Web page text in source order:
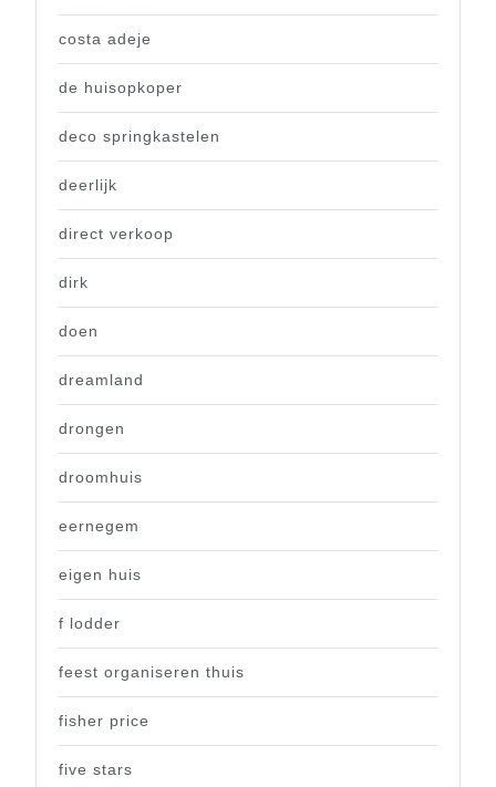
costa adeje
de huisopkoper
deco springkastelen
deerlijk
direct verkoop
dirk
doen
dreamland
drongen
droomhuis
eernegem
eigen huis
f lodder
feest organiseren thuis
fisher price
five stars